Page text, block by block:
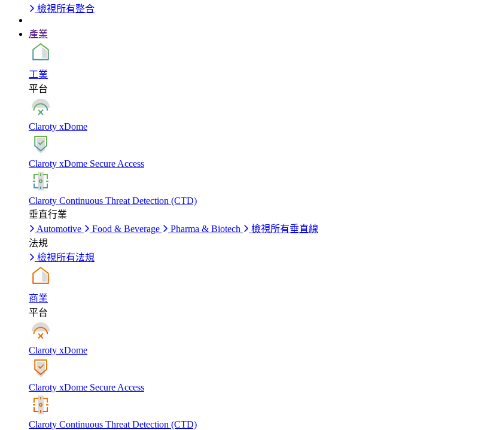
檢視所有整合
產業
工業
平台
Claroty xDome
Claroty xDome Secure Access
Claroty Continuous Threat Detection (CTD)
垂直行業
Automotive
Food & Beverage Pharma & Biotech
檢視所有垂直線
法規
檢視所有法規
商業
平台
Claroty xDome
Claroty xDome Secure Access
Claroty Continuous Threat Detection (CTD)